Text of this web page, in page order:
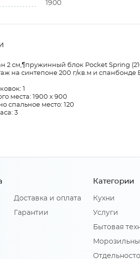
1900
2 см,¶пружинный блок Pocket Spring
на синтепоне 200 г/кв.м и спанбонде
1
места: 1900 х 900
спальное место: 120
3
Доставка и оплата
Гарантии
Категории
Кухни
Услуги
Бытовая